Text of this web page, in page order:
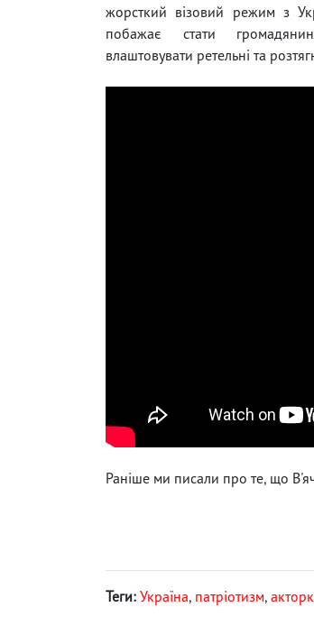
жорсткий візовий режим з
побажає стати
влаштовувати ретельні та
Раніше ми писали про те, що
Теги: Україна, патріотизм,